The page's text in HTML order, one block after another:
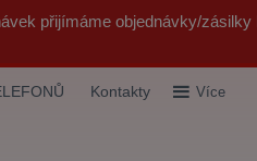
přijímáme objednávky/
Kontakty Více